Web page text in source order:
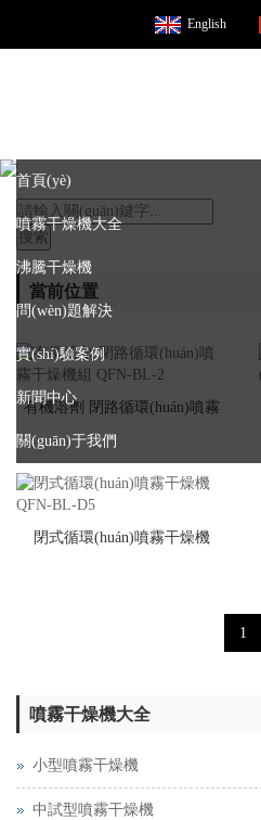
English
首頁(yè)
噴霧干燥機大全
沸騰干燥機
問(wèn)題解決
實(shí)驗案例
新聞中心
關(guān)于我們
搜索
當前位置
有機溶劑 閉路循環(huán)噴霧
干燥機組 QFN-BL-2
閉式循環(huán)噴霧干燥機
1
噴霧干燥機大全
小型噴霧干燥機
中試型噴霧干燥機